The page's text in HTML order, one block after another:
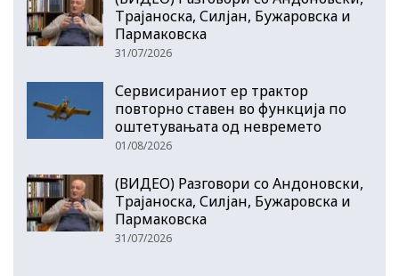
Трајаноска, Силјан, Бужаровска и
Пармаковска
31/07/2026
Сервисираниот ер трактор
повторно ставен во функција по
оштетувањата од невремето
01/08/2026
(ВИДЕО) Разговори со Андоновски,
Трајаноска, Силјан, Бужаровска и
Пармаковска
31/07/2026